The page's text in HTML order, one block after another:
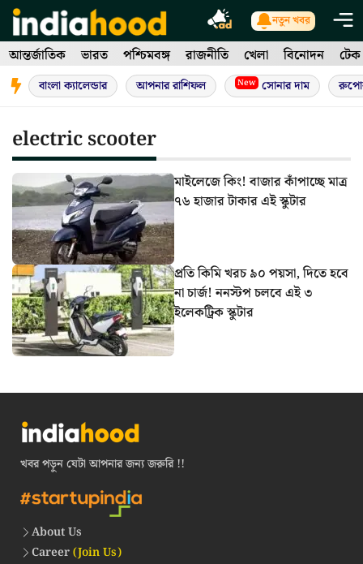
Skip
to
content
নতুন খবর
আন্তর্জাতিক ভারত পশ্চিমবঙ্গ রাজনীতি খেলা বিনোদন টেক
বাংলা ক্যালেন্ডার আপনার রাশিফল New সোনার দাম
electric scooter
মাইলেজে কিং! বাজার কাঁপাচ্ছে মাত্র
৭৬ হাজার টাকার এই স্কুটার
প্রতি কিমি খরচ ৯০ পয়সা, দিতে হবে
না চার্জ! ননস্টপ চলবে এই ৩
ইলেকট্রিক স্কুটার
খবর পড়ুন যেটা আপনার জন্য জরুরি !!
About Us
Career(Join Us)